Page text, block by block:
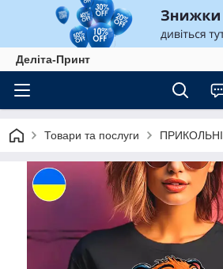
Деліта-Принт
Товари та послуги ПРИКОЛЬНІ